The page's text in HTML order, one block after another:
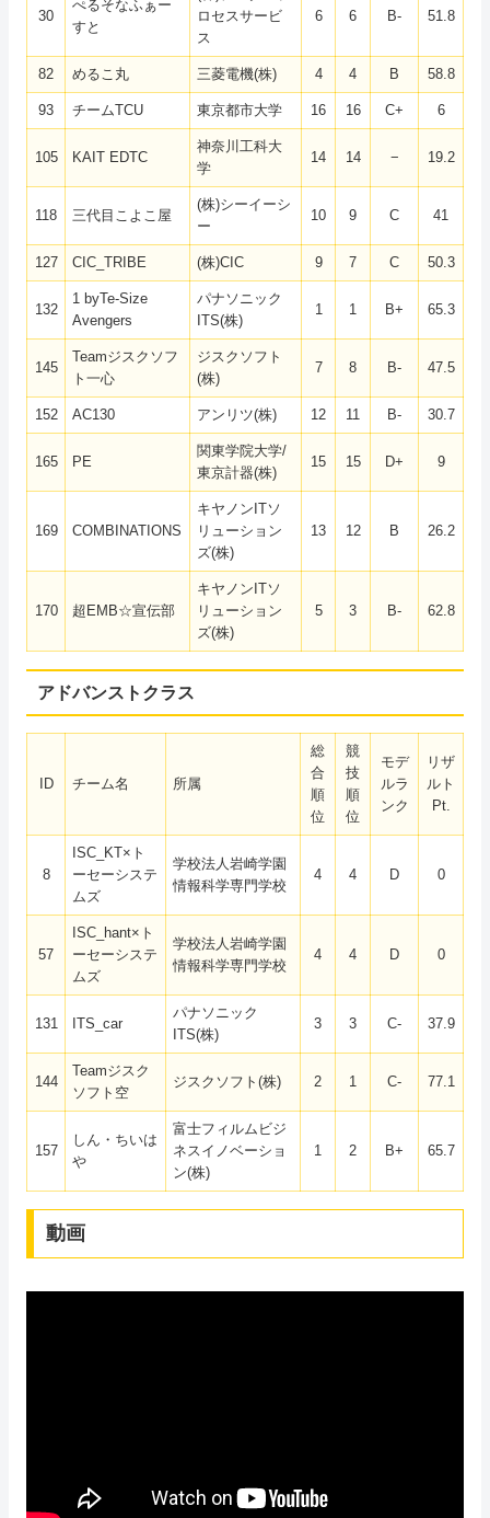
30
ぺるそなふぁー
すと
ロセスサービ
ス
6 6 B- 51.8
82 めるこ丸 三菱電機(株) 4 4 B 58.8
93 チームTCU 東京都市大学 16 16 C+ 6
105 KAIT EDTC
神奈川工科大
学
14 14 − 19.2
118 三代目こよこ屋
(株)シーイーシ
ー
10 9 C 41
127 CIC_TRIBE (株)CIC 9 7 C 50.3
132
1 byTe-Size
Avengers
パナソニック
ITS(株)
1 1 B+ 65.3
145
Teamジスクソフ
ト一心
ジスクソフト
(株)
7 8 B- 47.5
152 AC130 アンリツ(株) 12 11 B- 30.7
165 PE
関東学院大学/
東京計器(株)
15 15 D+ 9
169 COMBINATIONS
キヤノンITソ
リューション
ズ(株)
13 12 B 26.2
170 超EMB☆宣伝部
キヤノンITソ
リューション
ズ(株)
5 3 B- 62.8
アドバンストクラス
ID チーム名 所属
総
合
順
位
競
技
順
位
モデ
ルラ
ンク
リザ
ルト
Pt.
8
ISC_KT×ト
ーセーシステ
ムズ
学校法人岩崎学園
情報科学専門学校
4 4 D 0
57
ISC_hant×ト
ーセーシステ
ムズ
学校法人岩崎学園
情報科学専門学校
4 4 D 0
131 ITS_car
パナソニック
ITS(株)
3 3 C- 37.9
144
Teamジスク
ソフト空
ジスクソフト(株) 2 1 C- 77.1
157
しん・ちいは
や
富士フィルムビジ
ネスイノベーショ
ン(株)
1 2 B+ 65.7
動画